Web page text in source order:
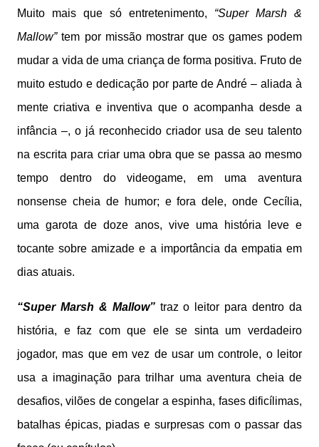
Muito mais que só entretenimento, “Super Marsh &
Mallow”tem por missão mostrar que os games podem
mudar a vida de uma criança de forma positiva. Fruto de
muito estudo e dedicação por parte de André – aliada à
mente criativa e inventiva que o acompanha desde a
infância –, o já reconhecido criador usa de seu talento
na escrita para criar uma obra que se passa ao mesmo
tempo dentro do videogame, em uma aventura
nonsense cheia de humor; e fora dele, onde Cecília,
uma garota de doze anos, vive uma história leve e
tocante sobre amizade e a importância da empatia em
dias atuais.
“Super Marsh & Mallow”traz o leitor para dentro da
história, e faz com que ele se sinta um verdadeiro
jogador, mas que em vez de usar um controle, o leitor
usa a imaginação para trilhar uma aventura cheia de
desafios, vilões de congelar a espinha, fases dificílimas,
batalhas épicas, piadas e surpresas com o passar das